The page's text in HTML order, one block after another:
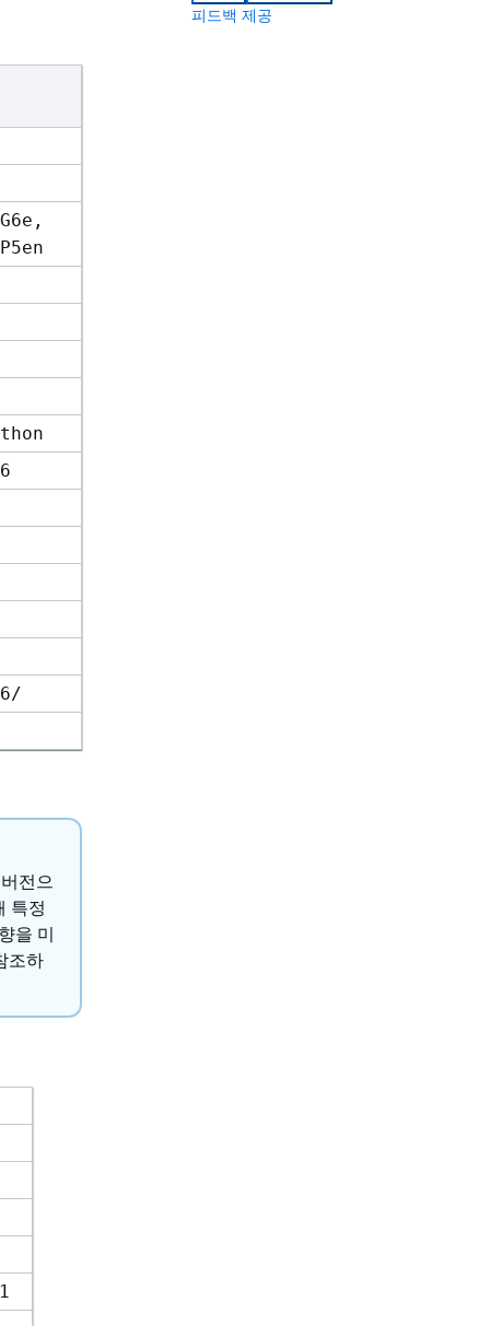
전으
특정
을 미
조하
피드백 제공